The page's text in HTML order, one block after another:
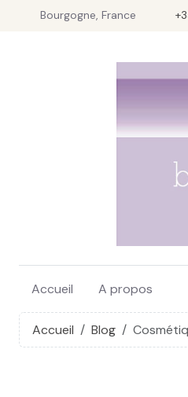
Bourgogne, France
Accueil A propos
Accueil Blog